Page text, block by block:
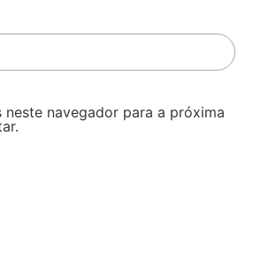
neste navegador para a próxima